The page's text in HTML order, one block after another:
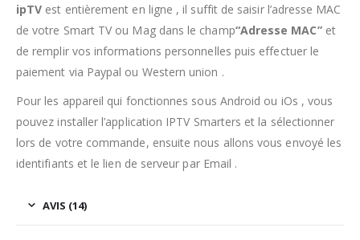
ipTV est entièrement en ligne , il suffit de saisir l’adresse MAC
de votre Smart TV ou Mag dans le champ“Adresse MAC”et
de remplir vos informations personnelles puis effectuer le
paiement via Paypal ou Western union .
Pour les appareil qui fonctionnes sous Android ou iOs , vous
pouvez installer l’application IPTV Smarters et la sélectionner
lors de votre commande, ensuite nous allons vous envoyé les
identifiants et le lien de serveur par Email .
AVIS (14)